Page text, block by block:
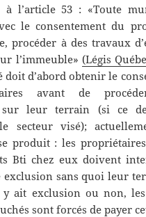
à l’article 53 : «Toute
le consentement du
procéder à des travaux
l’immeuble» (Légis
d’abord obtenir le
avant de
sur leur terrain (si ce
secteur visé);
produit : les propriétaires
Bti chez eux doivent
exclusion sans quoi leur
y ait exclusion ou non,
sont forcés de payer